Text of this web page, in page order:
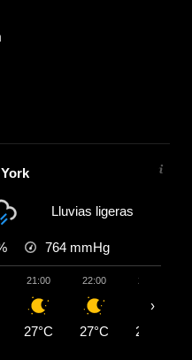
Lluvias ligeras
764 mmHg
21:00
27°C
22:00
27°C
23:00
26°C
›